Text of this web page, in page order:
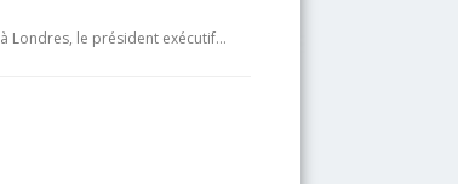
Londres, le président exécutif…